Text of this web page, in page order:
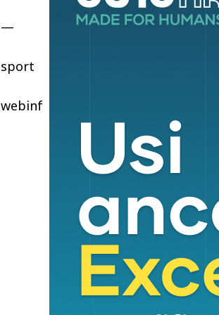
—
sport
webinfo@adnkronos.com (Web